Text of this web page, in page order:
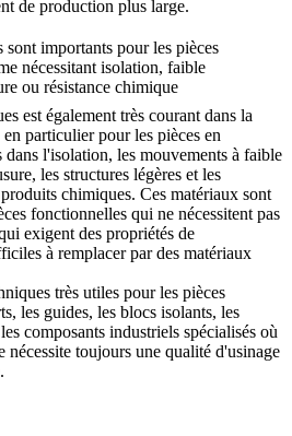
de production plus large.
sont importants pour les pièces
nécessitant isolation, faible
ou résistance chimique
est également très courant dans la
particulier pour les pièces en
l'isolation, les mouvements à faible
les structures légères et les
chimiques. Ces matériaux sont
fonctionnelles qui ne nécessitent pas
exigent des propriétés de
à remplacer par des matériaux
très utiles pour les pièces
les guides, les blocs isolants, les
composants industriels spécialisés où
toujours une qualité d'usinage